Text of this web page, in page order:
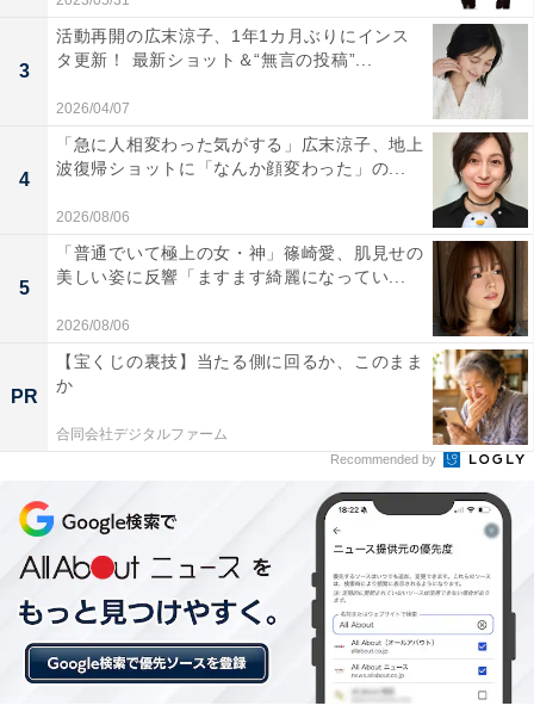
3
活動再開の広末涼子、1年1カ月ぶりにインス
タ更新！ 最新ショット＆“無言の投稿”...
2026/04/07
4
「急に人相変わった気がする」広末涼子、地上
波復帰ショットに「なんか顔変わった」の...
2026/08/06
5
「普通でいて極上の女・神」篠崎愛、肌見せの
美しい姿に反響「ますます綺麗になってい...
2026/08/06
PR
【宝くじの裏技】当たる側に回るか、このまま
か
合同会社デジタルファーム
Recommended by